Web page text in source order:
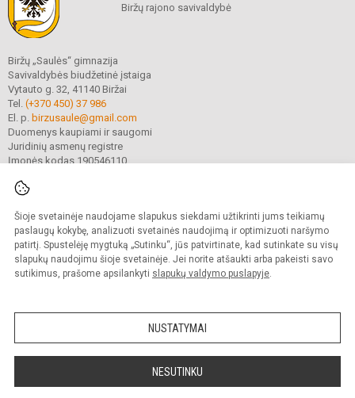
Šioje svetainėje naudojame slapukus siekdami užtikrinti jums teikiamų
paslaugų kokybę, analizuoti svetainės naudojimą ir optimizuoti naršymo
patirtį. Spustelėję mygtuką „Sutinku“, jūs patvirtinate, kad sutinkate su visų
slapukų naudojimu šioje svetainėje. Jei norite atšaukti arba pakeisti savo
sutikimus, prašome apsilankyti slapukų valdymo puslapyje.
NUSTATYMAI
NESUTINKU
Biržų rajono savivaldybė
Biržų „Saulės“ gimnazija
Savivaldybės biudžetinė įstaiga
Vytauto g. 32, 41140 Biržai
Tel. (+370 450) 37 986
El. p. birzusaule@gmail.com
Duomenys kaupiami ir saugomi
Juridinių asmenų registre
Įmonės kodas 190546110
© 2021. Biržų „Saulės“ gimnazija. Visos teisės saugomos.
Kopijuoti turinį be raštiško gimnazijos sutikimo griežtai draudžiama.
Prieinamumo paraiška Slapukų valdymas
Sumanus būdas atnaujinti